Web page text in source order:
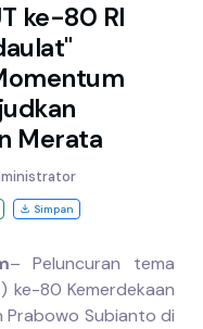
ke-80 RI
Merata
Simpan
– Peluncuran tema
ke-80 Kemerdekaan
Prabowo Subianto di